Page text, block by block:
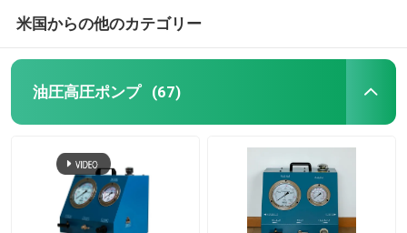
米国からの他のカテゴリー
油圧高圧ポンプ (67)